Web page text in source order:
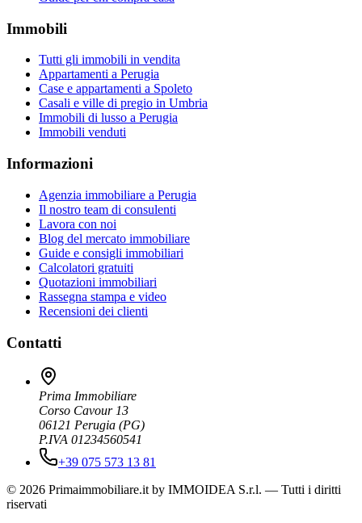
Immobili
Tutti gli immobili in vendita
Appartamenti a Perugia
Case e appartamenti a Spoleto
Casali e ville di pregio in Umbria
Immobili di lusso a Perugia
Immobili venduti
Informazioni
Agenzia immobiliare a Perugia
Il nostro team di consulenti
Lavora con noi
Blog del mercato immobiliare
Guide e consigli immobiliari
Calcolatori gratuiti
Quotazioni immobiliari
Rassegna stampa e video
Recensioni dei clienti
Contatti
Prima Immobiliare
Corso Cavour 13
06121 Perugia (PG)
P.IVA 01234560541
+39 075 573 13 81
© 2026 Primaimmobiliare.it by IMMOIDEA S.r.l. — Tutti i diritti
riservati